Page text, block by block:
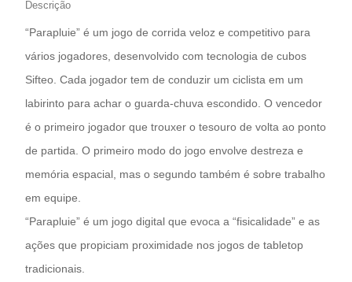
Descrição
“Parapluie” é um jogo de corrida veloz e competitivo para
vários jogadores, desenvolvido com tecnologia de cubos
Sifteo. Cada jogador tem de conduzir um ciclista em um
labirinto para achar o guarda-chuva escondido. O vencedor
é o primeiro jogador que trouxer o tesouro de volta ao ponto
de partida. O primeiro modo do jogo envolve destreza e
memória espacial, mas o segundo também é sobre trabalho
em equipe.
“Parapluie” é um jogo digital que evoca a “fisicalidade” e as
ações que propiciam proximidade nos jogos de tabletop
tradicionais.